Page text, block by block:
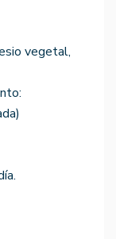
vegetal,